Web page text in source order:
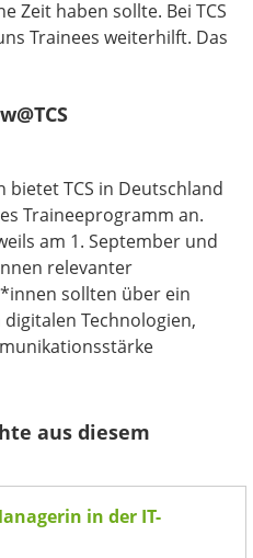
Zeit haben sollte. Bei TCS
Trainees weiterhilft. Das
TCS in Deutschland
Traineeprogramm an.
am 1. September und
relevanter
sollten über ein
Technologien,
aus diesem
in der IT-